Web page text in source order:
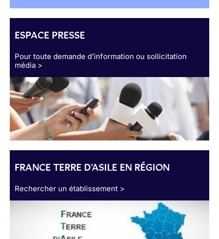
ESPACE PRESSE
Pour toute demande d’information ou sollicitation
média >
FRANCE TERRE D'ASILE EN RÉGION
Rechercher un établissement >